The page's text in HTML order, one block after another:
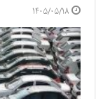
۱۴۰۵/۰۵/۱۸